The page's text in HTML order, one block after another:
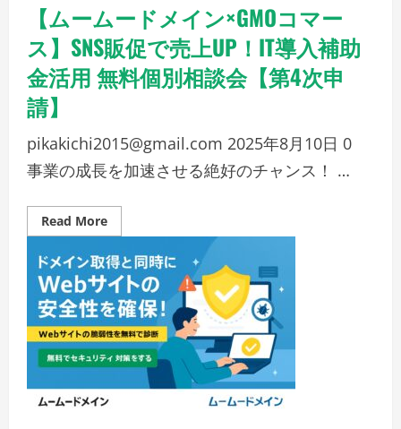
ン
の
姉
妹
サ
ー
ー
ド
メ
イ
ン
か
ら
Google
Workspace
｜
独
ド
メ
イ
メ
ー
ル
で
業
務
効
率
化
【ムームードメイン×GMOコマー
ス】SNS販促で売上UP！IT導入補助
金活用 無料個別相談会【第4次申
請】
pikakichi2015@gmail.com 2025年8月10日 0
事業の成長を加速させる絶好のチャンス！ …
Read MoreRead
more
【ム
ー
ム
ー
ド
メ
イ
ン
×GMO
コ
ー
ス】